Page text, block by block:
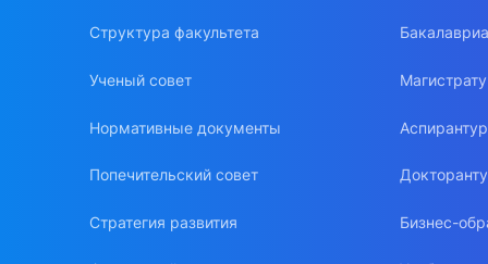
Структура факультета
Ученый совет
Нормативные документы
Попечительский совет
Стратегия развития Бизнес-